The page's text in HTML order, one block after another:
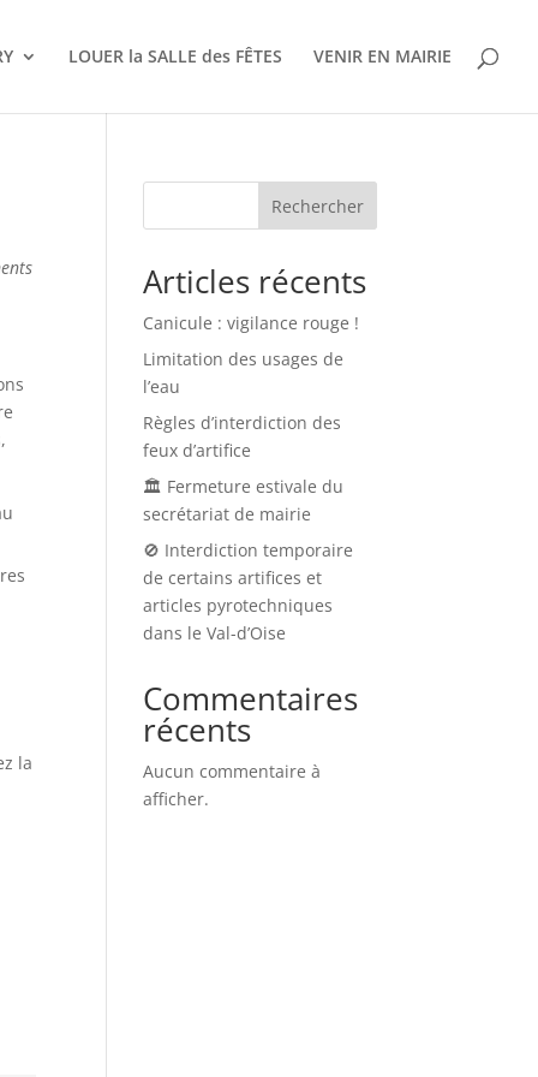
LOUER la SALLE des FÊTES VENIR EN MAIRIE
la
Rechercher
Articles récents
Canicule : vigilance rouge !
Limitation des usages de
l’eau
Règles d’interdiction des
feux d’artifice
🏛️ Fermeture estivale du
secrétariat de mairie
🚫 Interdiction temporaire
de certains artifices et
articles pyrotechniques
dans le Val-d’Oise
Commentaires
récents
Aucun commentaire à
afficher.